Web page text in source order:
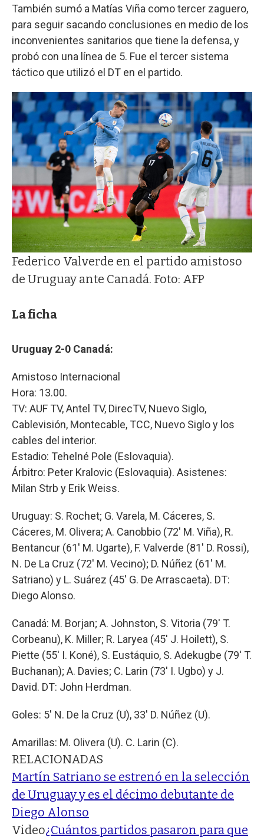
También sumó a Matías Viña como tercer zaguero,
para seguir sacando conclusiones en medio de los
inconvenientes sanitarios que tiene la defensa, y
probó con una línea de 5. Fue el tercer sistema
táctico que utilizó el DT en el partido.
Federico Valverde en el partido amistoso
de Uruguay ante Canadá. Foto: AFP
La ficha
Uruguay 2-0 Canadá:
Amistoso Internacional
Hora: 13.00.
TV: AUF TV, Antel TV, DirecTV, Nuevo Siglo,
Cablevisión, Montecable, TCC, Nuevo Siglo y los
cables del interior.
Estadio: Tehelné Pole (Eslovaquia).
Árbitro: Peter Kralovic (Eslovaquia). Asistenes:
Milan Strb y Erik Weiss.
Uruguay: S. Rochet; G. Varela, M. Cáceres, S.
Cáceres, M. Olivera; A. Canobbio (72' M. Viña), R.
Bentancur (61' M. Ugarte), F. Valverde (81' D. Rossi),
N. De La Cruz (72' M. Vecino); D. Núñez (61' M.
Satriano) y L. Suárez (45' G. De Arrascaeta). DT:
Diego Alonso.
Canadá: M. Borjan; A. Johnston, S. Vitoria (79' T.
Corbeanu), K. Miller; R. Laryea (45' J. Hoilett), S.
Piette (55' I. Koné), S. Eustáquio, S. Adekugbe (79' T.
Buchanan); A. Davies; C. Larin (73' I. Ugbo) y J.
David. DT: John Herdman.
Goles: 5' N. De la Cruz (U), 33' D. Núñez (U).
Amarillas: M. Olivera (U). C. Larin (C).
RELACIONADAS
Martín Satriano se estrenó en la selección
de Uruguay y es el décimo debutante de
Diego Alonso
Video¿Cuántos partidos pasaron para que